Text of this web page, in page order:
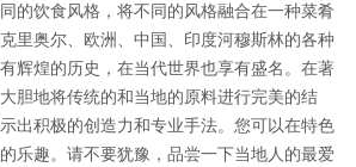
的饮食风格，将不同的风格融合在一种菜肴
里奥尔、欧洲、中国、印度河穆斯林的各种
辉煌的历史，在当代世界也享有盛名。在著
胆地将传统的和当地的原料进行完美的结
出积极的创造力和专业手法。您可以在特色
乐趣。请不要犹豫，品尝一下当地人的最爱